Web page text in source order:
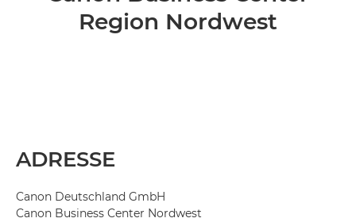
Region Nordwest
ADRESSE
Canon Deutschland GmbH
Canon Business Center Nordwest